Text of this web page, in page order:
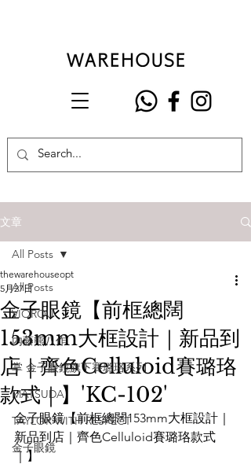
文章
All Posts
VIOROU
內藤熊八作
掌 金子眼鏡旗下賽璐珞系列
MATSUDA
TAYLOR WITH RESPECT
金子眼鏡
All Posts
金子眼鏡【前框總闊
153mm大框設計｜新品到
店｜齊色Celluloid賽璐珞
款式｜】'KC-102'
thewarehouseopt
5月27日
金子眼鏡【前框總闊153mm大框設計｜
新品到店｜齊色Celluloid賽璐珞款式
｜】